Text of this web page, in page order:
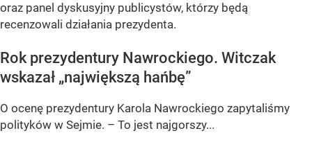
oraz panel dyskusyjny publicystów, którzy będą
recenzowali działania prezydenta.
Rok prezydentury Nawrockiego. Witczak
wskazał „największą hańbę”
O ocenę prezydentury Karola Nawrockiego zapytaliśmy
polityków w Sejmie. – To jest najgorszy...